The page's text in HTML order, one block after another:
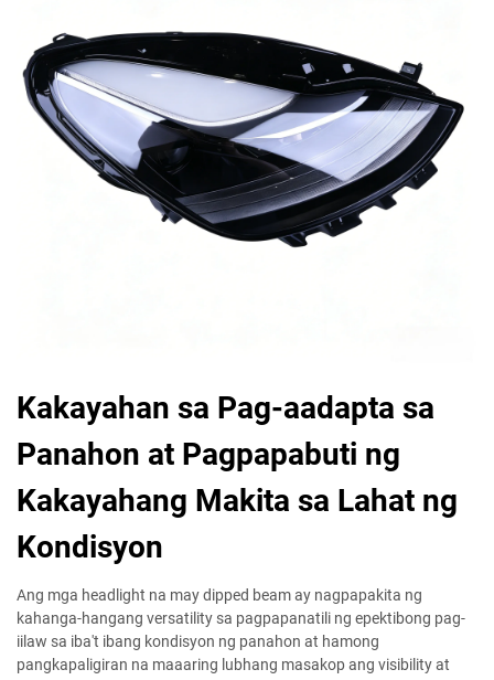
Kakayahan sa Pag-aadapta sa
Panahon at Pagpapabuti ng
Kakayahang Makita sa Lahat ng
Kondisyon
Ang mga headlight na may dipped beam ay nagpapakita ng
kahanga-hangang versatility sa pagpapanatili ng epektibong pag-
iilaw sa iba't ibang kondisyon ng panahon at hamong
pangkapaligiran na maaaring lubhang masakop ang visibility at